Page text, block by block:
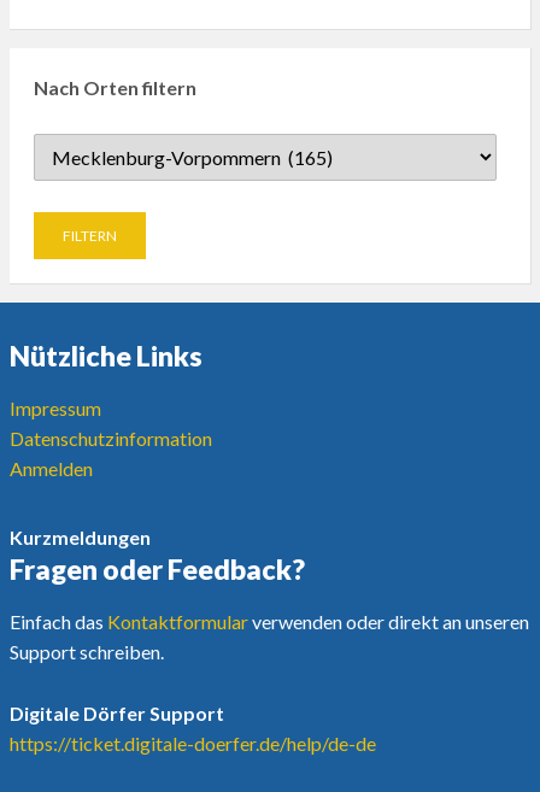
Nach Orten filtern
Nützliche Links
Impressum
Datenschutzinformation
Anmelden
Kurzmeldungen
Fragen oder Feedback?
Einfach das Kontaktformularverwenden oder direkt an unseren
Support schreiben.
Digitale Dörfer Support
https://ticket.digitale-doerfer.de/help/de-de